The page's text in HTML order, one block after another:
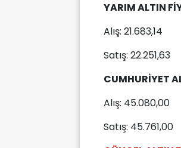
YARIM ALTIN
Alış: 21.683,14
Satış: 22.251,63
CUMHURİYET
Alış: 45.080,00
Satış: 45.761,00